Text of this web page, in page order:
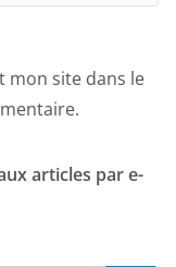
mon site dans le
articles par e-